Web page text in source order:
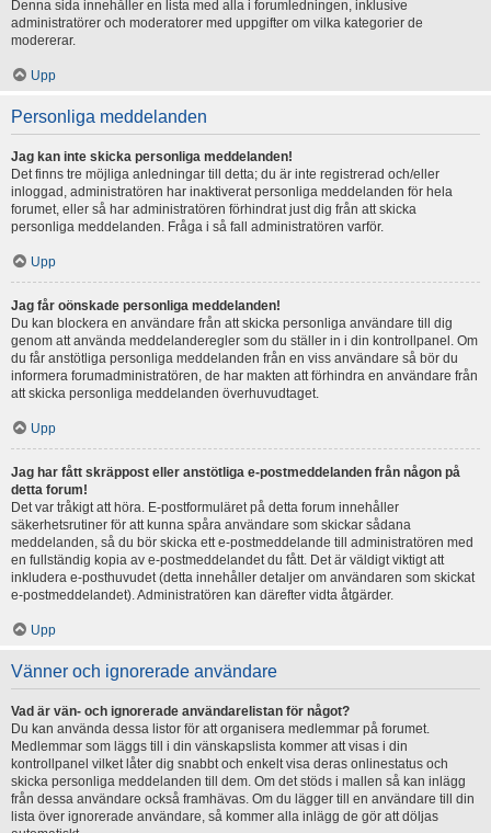
Denna sida innehåller en lista med alla i forumledningen, inklusive
administratörer och moderatorer med uppgifter om vilka kategorier de
modererar.
Upp
Personliga meddelanden
Jag kan inte skicka personliga meddelanden!
Det finns tre möjliga anledningar till detta; du är inte registrerad och/eller
inloggad, administratören har inaktiverat personliga meddelanden för hela
forumet, eller så har administratören förhindrat just dig från att skicka
personliga meddelanden. Fråga i så fall administratören varför.
Upp
Jag får oönskade personliga meddelanden!
Du kan blockera en användare från att skicka personliga användare till dig
genom att använda meddelanderegler som du ställer in i din kontrollpanel. Om
du får anstötliga personliga meddelanden från en viss användare så bör du
informera forumadministratören, de har makten att förhindra en användare från
att skicka personliga meddelanden överhuvudtaget.
Upp
Jag har fått skräppost eller anstötliga e-postmeddelanden från någon på
detta forum!
Det var tråkigt att höra. E-postformuläret på detta forum innehåller
säkerhetsrutiner för att kunna spåra användare som skickar sådana
meddelanden, så du bör skicka ett e-postmeddelande till administratören med
en fullständig kopia av e-postmeddelandet du fått. Det är väldigt viktigt att
inkludera e-posthuvudet (detta innehåller detaljer om användaren som skickat
e-postmeddelandet). Administratören kan därefter vidta åtgärder.
Upp
Vänner och ignorerade användare
Vad är vän- och ignorerade användarelistan för något?
Du kan använda dessa listor för att organisera medlemmar på forumet.
Medlemmar som läggs till i din vänskapslista kommer att visas i din
kontrollpanel vilket låter dig snabbt och enkelt visa deras onlinestatus och
skicka personliga meddelanden till dem. Om det stöds i mallen så kan inlägg
från dessa användare också framhävas. Om du lägger till en användare till din
lista över ignorerade användare, så kommer alla inlägg de gör att döljas